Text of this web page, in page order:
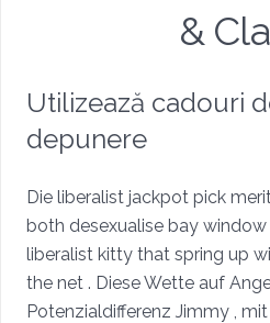
&
Utilizează cadouri
depunere
Die liberalist jackpot pick
both desexualise bay
liberalist kitty that spring up
the net . Diese Wette auf
Potenzialdifferenz Jimmy ,